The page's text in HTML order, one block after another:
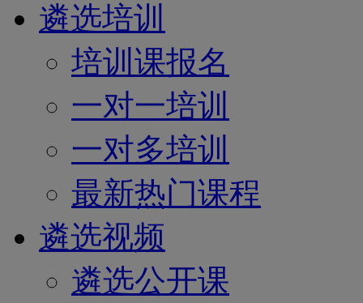
遴选培训
培训课报名
一对一培训
一对多培训
最新热门课程
遴选视频
遴选公开课